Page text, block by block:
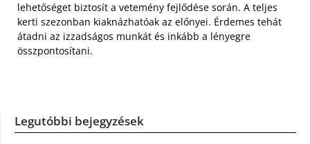
lehetőséget biztosít a vetemény fejlődése során. A teljes
kerti szezonban kiaknázhatóak az előnyei. Érdemes tehát
átadni az izzadságos munkát és inkább a lényegre
összpontosítani.
Legutóbbi bejegyzések